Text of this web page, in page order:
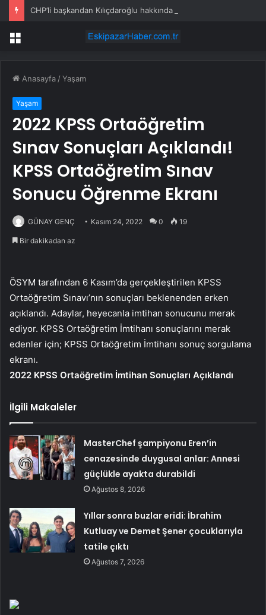
CHP’li başkandan Kılıçdaroğlu hakkında kesin ihraç talebi
Menü
Anasayfa /Yaşam
Yaşam
2022 KPSS Ortaöğretim
Sınav Sonuçları Açıklandı!
KPSS Ortaöğretim Sınav
Sonucu Öğrenme Ekranı
GÜNAY GENÇ Kasım 24, 2022 0 19
Bir dakikadan az
ÖSYM tarafından 6 Kasım’da gerçekleştirilen KPSS
Ortaöğretim Sınavı’nın sonuçları beklenenden erken
açıklandı. Adaylar, heyecanla imtihan sonucunu merak
ediyor. KPSS Ortaöğretim İmtihanı sonuçlarını merak
edenler için; KPSS Ortaöğretim İmtihanı sonuç sorgulama
ekranı.
2022 KPSS Ortaöğretim İmtihan Sonuçları Açıklandı
İlgili Makaleler
MasterChef şampiyonu Eren’in
cenazesinde duygusal anlar: Annesi
güçlükle ayakta durabildi
Ağustos 8, 2026
Yıllar sonra buzlar eridi: İbrahim
Kutluay ve Demet Şener çocuklarıyla
tatile çıktı
Ağustos 7, 2026